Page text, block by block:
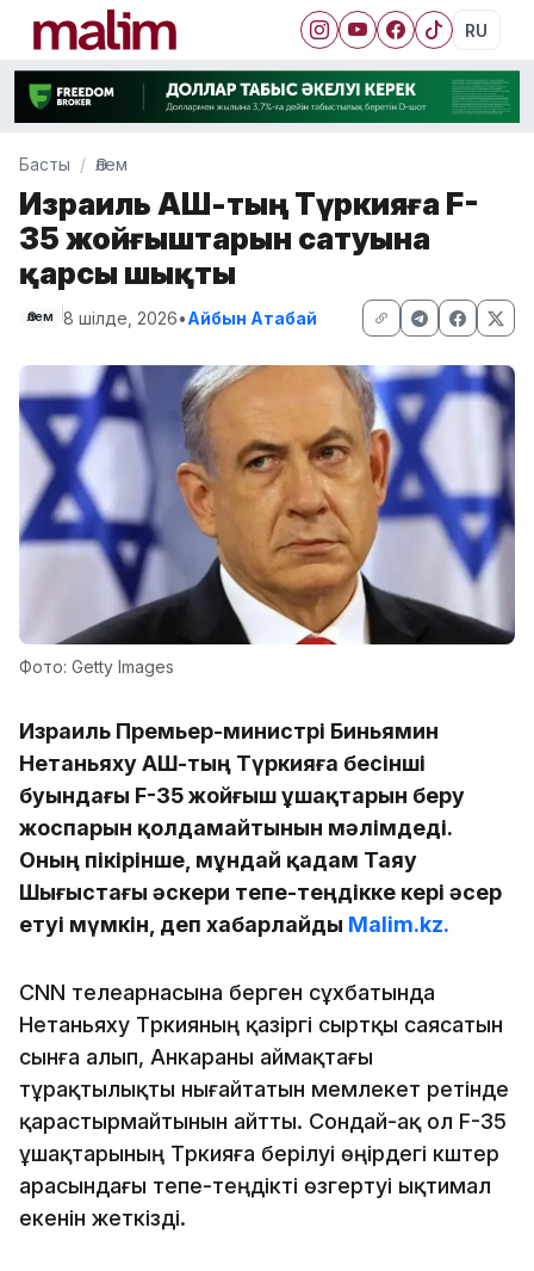
RU
Басты Әлем
Израиль АҚШ-тың Түркияға F-
35 жойғыштарын сатуына
қарсы шықты
Әлем 8 шілде, 2026•Айбын Атабай
Фото: Getty Images
Израиль Премьер-министрі Биньямин
Нетаньяху АҚШ-тың Түркияға бесінші
буындағы F-35 жойғыш ұшақтарын беру
жоспарын қолдамайтынын мәлімдеді.
Оның пікірінше, мұндай қадам Таяу
Шығыстағы әскери тепе-теңдікке кері әсер
етуі мүмкін, деп хабарлайды Malim.kz.
CNN телеарнасына берген сұхбатында
Нетаньяху Түркияның қазіргі сыртқы саясатын
сынға алып, Анкараны аймақтағы
тұрақтылықты нығайтатын мемлекет ретінде
қарастырмайтынын айтты. Сондай-ақ ол F-35
ұшақтарының Түркияға берілуі өңірдегі күштер
арасындағы тепе-теңдікті өзгертуі ықтимал
екенін жеткізді.